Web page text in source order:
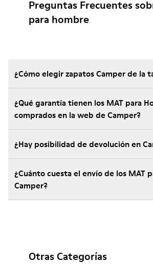
Preguntas Frecuentes
para hombre
¿Cómo elegir zapatos Camper de la
¿Qué garantía tienen los MAT para
comprados en la web de Camper?
¿Hay posibilidad de devolución en
¿Cuánto cuesta el envío de los MAT
Camper?
Otras Categorías